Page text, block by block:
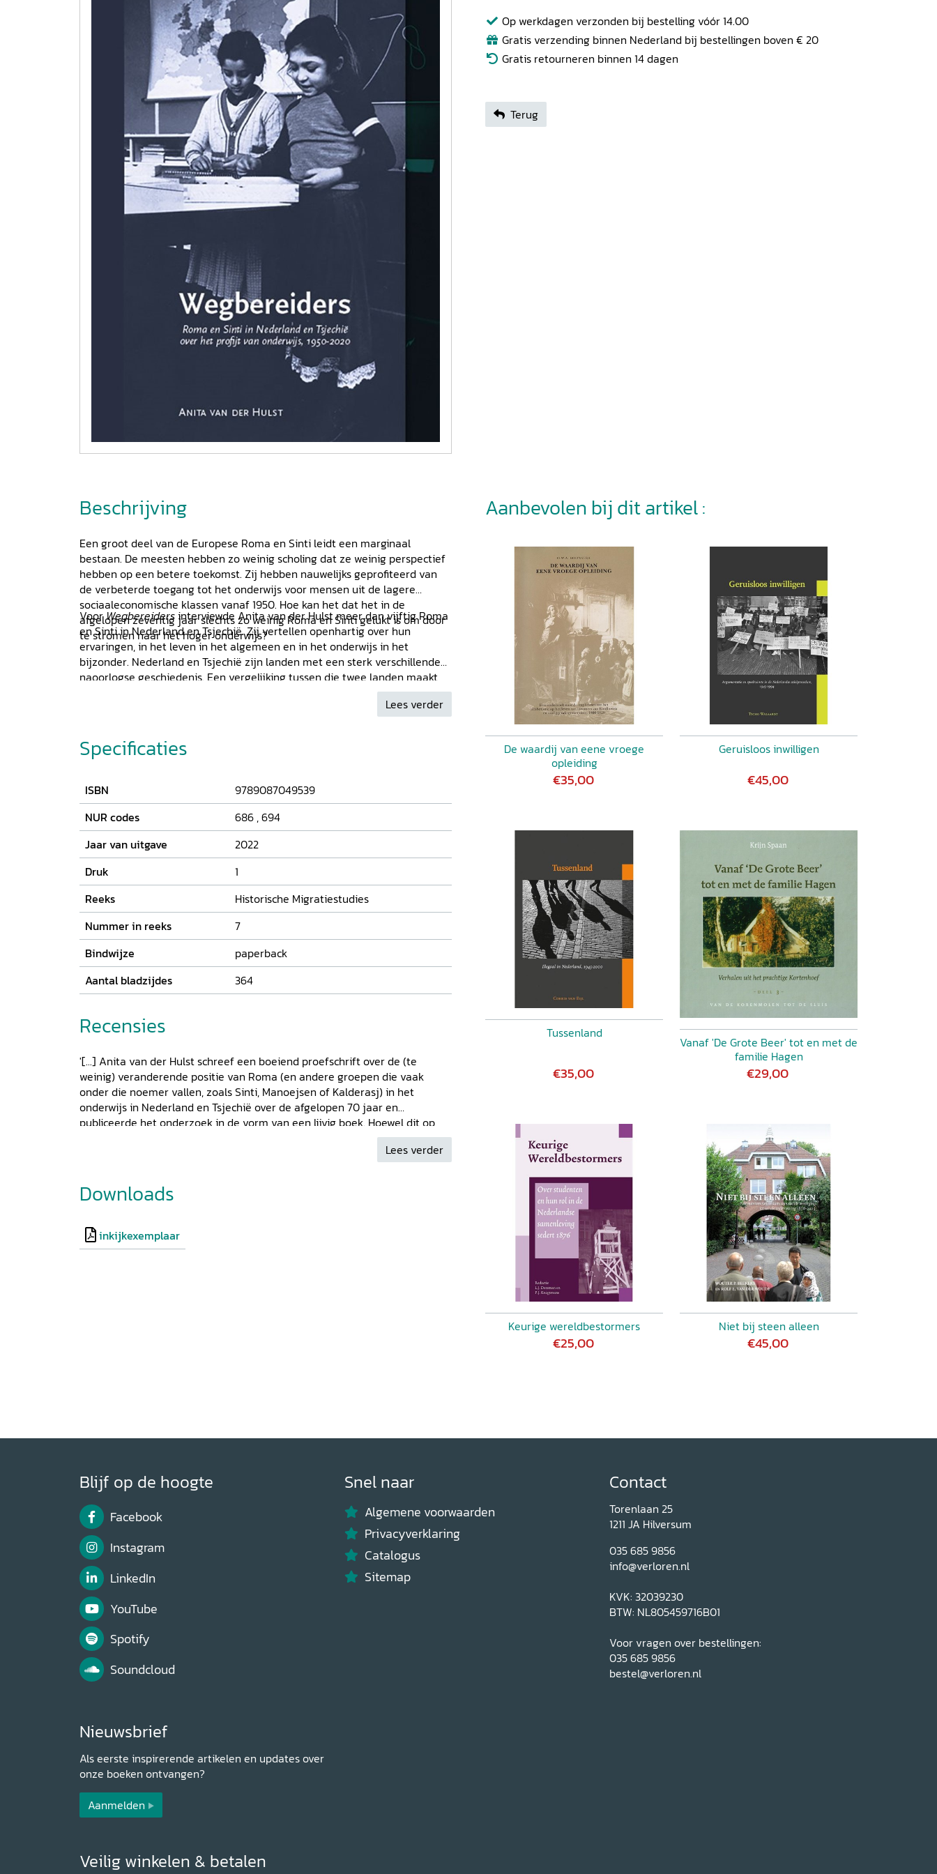
Op werkdagen verzonden bij bestelling vóór 14.00
Gratis verzending binnen Nederland bij bestellingen boven € 20
Gratis retourneren binnen 14 dagen
Terug
Beschrijving
Een groot deel van de Europese Roma en Sinti leidt een marginaal
bestaan. De meesten hebben zo weinig scholing dat ze weinig perspectief
hebben op een betere toekomst. Zij hebben nauwelijks geprofiteerd van
de verbeterde toegang tot het onderwijs voor mensen uit de lagere
sociaaleconomische klassen vanaf 1950. Hoe kan het dat het in de
afgelopen zeventig jaar slechts zo weinig Roma en Sinti gelukt is om door
te stromen naar het hoger onderwijs?
VoorWegbereidersinterviewde Anita van der Hulst meer dan vijftig Roma
en Sinti in Nederland en Tsjechië. Zij vertellen openhartig over hun
ervaringen, in het leven in het algemeen en in het onderwijs in het
bijzonder. Nederland en Tsjechië zijn landen met een sterk verschillende
naoorlogse geschiedenis. Een vergelijking tussen die twee landen maakt
inzichtelijk welke drempels Roma en Sinti moeten overwinnen om kans te
Lees verder
Specificaties
ISBN
9789087049539
NUR codes
686 ,694
Jaar van uitgave
2022
Druk
1
Reeks
Historische Migratiestudies
Nummer in reeks
7
Bindwijze
paperback
Aantal bladzijdes
364
Recensies
'[...] Anita van der Hulst schreef een boeiend proefschrift over de (te
weinig) veranderende positie van Roma (en andere groepen die vaak
onder die noemer vallen, zoals Sinti, Manoejsen of Kalderasj) in het
onderwijs in Nederland en Tsjechië over de afgelopen 70 jaar en
publiceerde het onderzoek in de vorm van een lijvig boek. Hoewel dit op
het eerste gezicht een vrij afgebakend thema is, en het onderzoek ook
niet meer dan twee landen in het vizier neemt, heeft Van der Hulst ervoor
Fascinerend is het ook te lezen wat het allemaal kan betekenen om Roma
te zijn, welke verschillende - vaak door instituties bepaalde - levenslopen
van dit boek is dus dat het een veelheid aan ervaringen in verschillende
beleidscontexten zichtbaar maakt. [...]' - Peter Vermeesch in
Lees verder
Downloads
inkijkexemplaar
Aanbevolen bij dit artikel :
De waardij van eene vroege
opleiding
€35,00
Geruisloos inwilligen
€45,00
Tussenland
€35,00
Vanaf 'De Grote Beer' tot en met de
familie Hagen
€29,00
Keurige wereldbestormers
€25,00
Niet bij steen alleen
€45,00
Blijf op de hoogte
Facebook
Instagram
LinkedIn
YouTube
Spotify
Soundcloud
Nieuwsbrief
Als eerste inspirerende artikelen en updates over
onze boeken ontvangen?
Aanmelden
Snel naar
Algemene voorwaarden
Privacyverklaring
Catalogus
Sitemap
Contact
Torenlaan 25
1211 JA Hilversum
035 685 9856
info@verloren.nl
KVK: 32039230
BTW: NL805459716B01
Voor vragen over bestellingen:
035 685 9856
bestel@verloren.nl
Veilig winkelen & betalen